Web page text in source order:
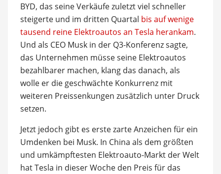
BYD, das seine Verkäufe zuletzt viel schneller
steigerte und im dritten Quartal bis auf wenige
tausend reine Elektroautos an Tesla herankam.
Und als CEO Musk in der Q3-Konferenz sagte,
das Unternehmen müsse seine Elektroautos
bezahlbarer machen, klang das danach, als
wolle er die geschwächte Konkurrenz mit
weiteren Preissenkungen zusätzlich unter Druck
setzen.
Jetzt jedoch gibt es erste zarte Anzeichen für ein
Umdenken bei Musk. In China als dem größten
und umkämpftesten Elektroauto-Markt der Welt
hat Tesla in dieser Woche den Preis für das